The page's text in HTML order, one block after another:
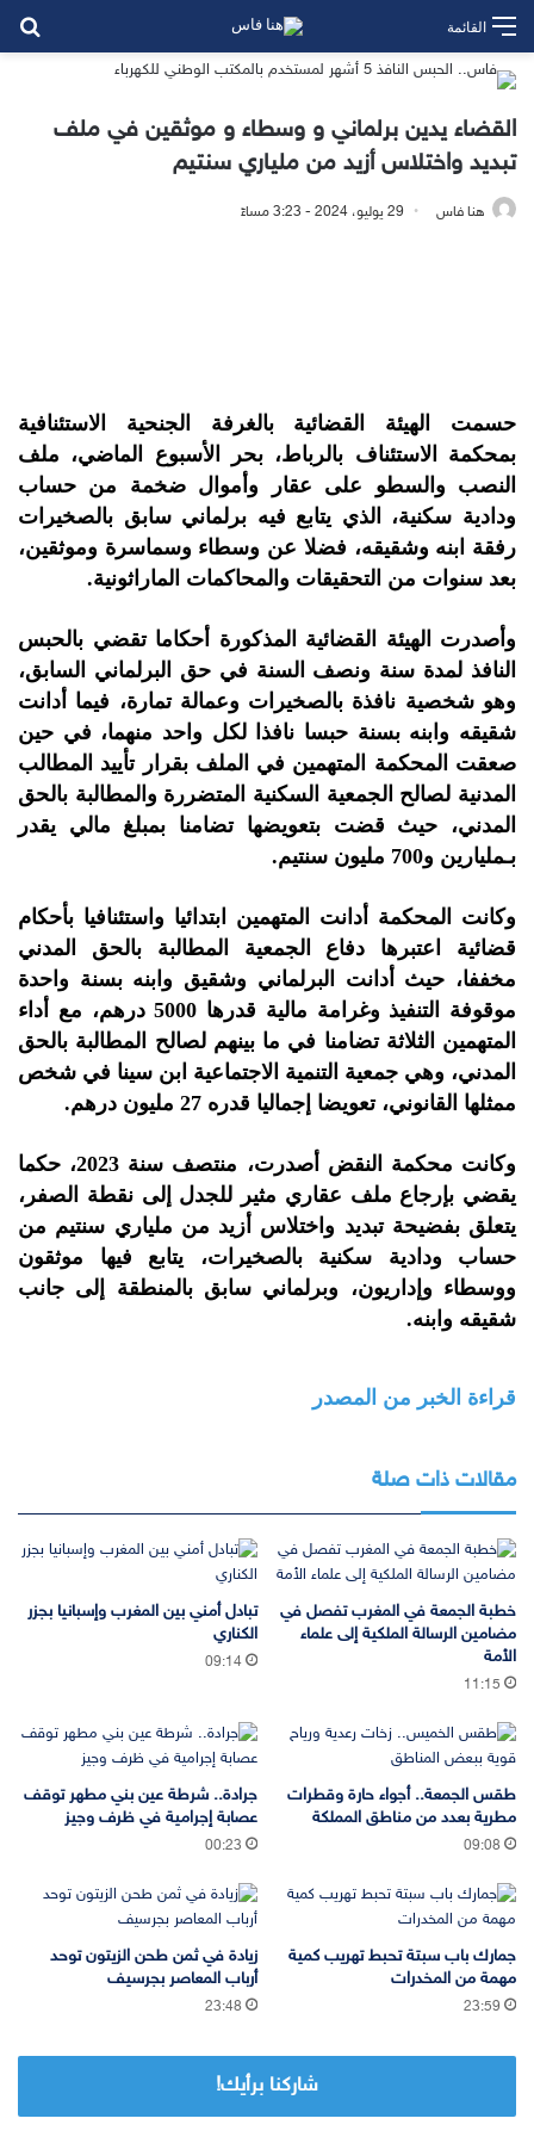
القائمة
القضاء يدين برلماني و وسطاء و موثقين في ملف
تبديد واختلاس أزيد من ملياري سنتيم
هنا فاس 29 يوليو، 2024 - 3:23 مساءً
حسمت الهيئة القضائية بالغرفة الجنحية الاستئنافية
بمحكمة الاستئناف بالرباط، بحر الأسبوع الماضي، ملف
النصب والسطو على عقار وأموال ضخمة من حساب
ودادية سكنية، الذي يتابع فيه برلماني سابق بالصخيرات
رفقة ابنه وشقيقه، فضلا عن وسطاء وسماسرة وموثقين،
بعد سنوات من التحقيقات والمحاكمات الماراثونية.
وأصدرت الهيئة القضائية المذكورة أحكاما تقضي بالحبس
النافذ لمدة سنة ونصف السنة في حق البرلماني السابق،
وهو شخصية نافذة بالصخيرات وعمالة تمارة، فيما أدانت
شقيقه وابنه بسنة حبسا نافذا لكل واحد منهما، في حين
صعقت المحكمة المتهمين في الملف بقرار تأييد المطالب
المدنية لصالح الجمعية السكنية المتضررة والمطالبة بالحق
المدني، حيث قضت بتعويضها تضامنا بمبلغ مالي يقدر
بـمليارين و700 مليون سنتيم.
وكانت المحكمة أدانت المتهمين ابتدائيا واستئنافيا بأحكام
قضائية اعتبرها دفاع الجمعية المطالبة بالحق المدني
مخففا، حيث أدانت البرلماني وشقيق وابنه بسنة واحدة
موقوفة التنفيذ وغرامة مالية قدرها 5000 درهم، مع أداء
المتهمين الثلاثة تضامنا في ما بينهم لصالح المطالبة بالحق
المدني، وهي جمعية التنمية الاجتماعية ابن سينا في شخص
ممثلها القانوني، تعويضا إجماليا قدره 27 مليون درهم.
وكانت محكمة النقض أصدرت، منتصف سنة 2023، حكما
يقضي بإرجاع ملف عقاري مثير للجدل إلى نقطة الصفر،
يتعلق بفضيحة تبديد واختلاس أزيد من ملياري سنتيم من
حساب ودادية سكنية بالصخيرات، يتابع فيها موثقون
ووسطاء وإداريون، وبرلماني سابق بالمنطقة إلى جانب
شقيقه وابنه.
قراءة الخبر من المصدر
مقالات ذات صلة
خطبة الجمعة في المغرب تفصل في
مضامين الرسالة الملكية إلى علماء
الأمة
11:15
تبادل أمني بين المغرب وإسبانيا بجزر
الكناري
09:14
طقس الجمعة.. أجواء حارة وقطرات
مطرية بعدد من مناطق المملكة
09:08
جرادة.. شرطة عين بني مطهر توقف
عصابة إجرامية في ظرف وجيز
00:23
جمارك باب سبتة تحبط تهريب كمية
مهمة من المخدرات
23:59
زيادة في ثمن طحن الزيتون توحد
أرباب المعاصر بجرسيف
23:48
شاركنا برأيك!